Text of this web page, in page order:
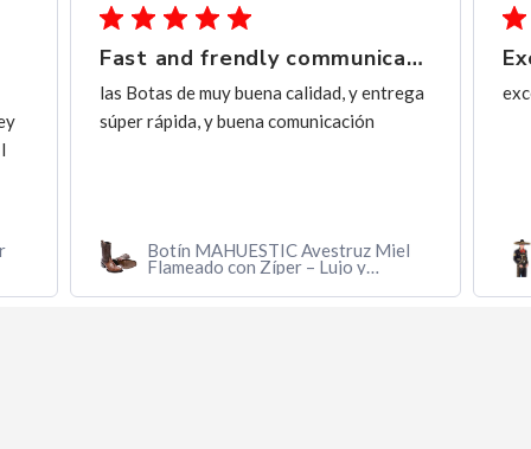
Fast and frendly communication
las Botas de muy buena calidad, y entrega
súper rápida, y buena comunicación
Botín MAHUESTIC Avestruz Miel
Flameado con Zíper – Lujo y